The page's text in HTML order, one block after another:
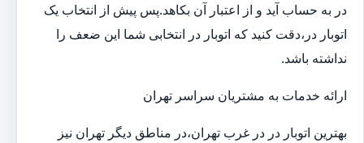
در به حساب آید و از اعتبار آن بکاهد.پس پیش از انتخاب یک
اتوبار در،دقت کنید که اتوبار در انتخابی شما این ضعف را
نداشته باشد.
ارائه خدمات به مشتریان سراسر تهران
بهترین اتوبار در در غرب تهران،در مناطق دیگر تهران نیز